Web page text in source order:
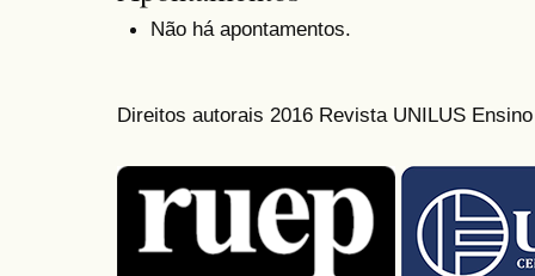
Não há apontamentos.
Direitos autorais 2016 Revista UNILUS